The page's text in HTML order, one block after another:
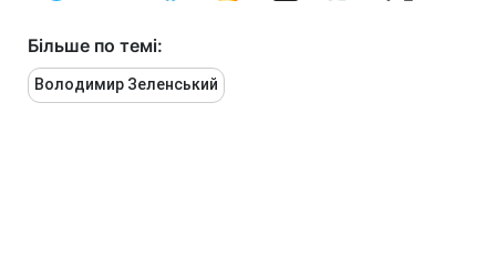
Більше по темі:
Володимир Зеленський